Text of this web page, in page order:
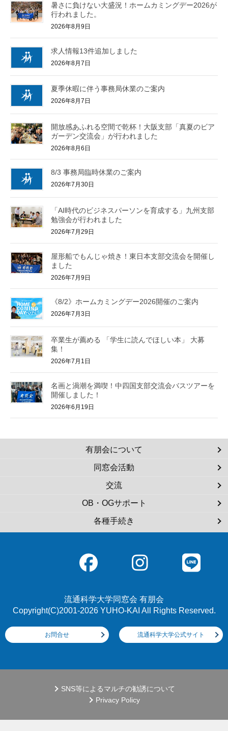
暑さに負けない大盛況！ホームカミングデー2026が
行われました。
2026年8月9日
求人情報13件追加しました
2026年8月7日
夏季休暇に伴う事務局休業のご案内
2026年8月7日
開放感あふれる空間で乾杯！大阪支部「真夏のビア
ガーデン交流会」が行われました
2026年8月6日
8/3 事務局臨時休業のご案内
2026年7月30日
「AI時代のビジネスパーソンを育成する」九州支部
勉強会が行われました
2026年7月29日
屋形船でもんじゃ焼き！東日本支部交流会を開催し
ました
2026年7月9日
《8/2》ホームカミングデー2026開催のご案内
2026年7月3日
卒業生が薦める 「学生に読んでほしい本」 大募
集！
2026年7月1日
名画と渦潮を満喫！中四国支部交流会バスツアーを
開催しました！
2026年6月19日
有朋会について
同窓会活動
交流
OB・OGサポート
各種手続き
流通科学大学同窓会 有朋会
Copyright(C)2001-2026 YUHO-KAI All Rights Reserved.
お問合せ 流通科学大学公式サイト
SNS等によるマルチの勧誘について
Privacy Policy